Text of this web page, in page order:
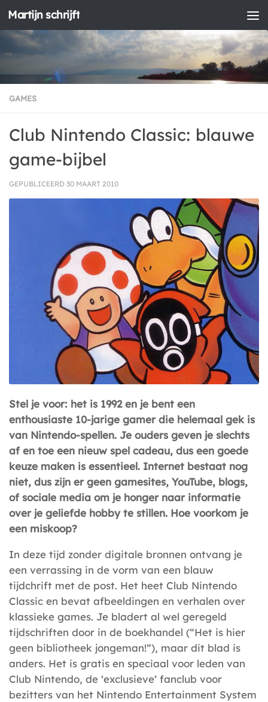
Doorgaan naar inhoud
Martijn schrijft
GAMES
Club Nintendo Classic: blauwe
game-bijbel
GEPUBLICEERD 30 MAART 2010
Stel je voor: het is 1992 en je bent een
enthousiaste 10-jarige gamer die helemaal gek is
van Nintendo-spellen. Je ouders geven je slechts
af en toe een nieuw spel cadeau, dus een goede
keuze maken is essentieel. Internet bestaat nog
niet, dus zijn er geen gamesites, YouTube, blogs,
of sociale media om je honger naar informatie
over je geliefde hobby te stillen. Hoe voorkom je
een miskoop?
In deze tijd zonder digitale bronnen ontvang je
een verrassing in de vorm van een blauw
tijdchrift met de post. Het heet Club Nintendo
Classic en bevat afbeeldingen en verhalen over
klassieke games. Je bladert al wel geregeld
tijdschriften door in de boekhandel (“Het is hier
geen bibliotheek jongeman!”), maar dit blad is
anders. Het is gratis en speciaal voor leden van
Club Nintendo, de ‘exclusieve’ fanclub voor
bezitters van het Nintendo Entertainment System